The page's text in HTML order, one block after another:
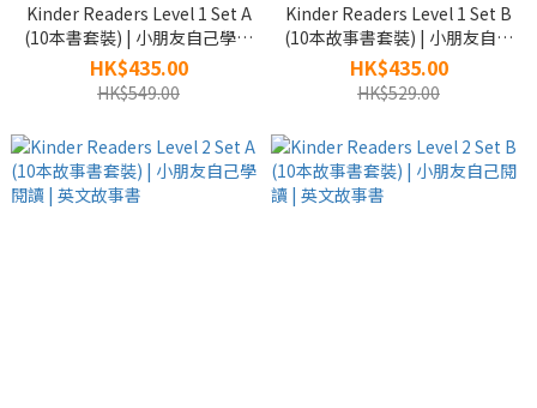
Kinder Readers Level 1 Set A
(10本書套裝) | 小朋友自己學閱
讀 | 英文故事書
HK$435.00
HK$549.00
Kinder Readers Level 1 Set B
(10本故事書套裝) | 小朋友自己
閱讀 | 英文故事書
HK$435.00
HK$529.00